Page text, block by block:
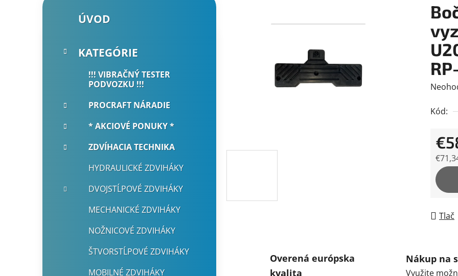
Preskočiť
kategórie
e
g
e
ÚVOD
KATEGÓRIE
!!! VIBRAČNÝ TESTER
PODVOZKU !!!
PROCRAFT NÁRADIE
* AKCIOVÉ PONUKY *
ZDVÍHACIA TECHNIKA
HYDRAULICKÉ ZDVIHÁKY
DVOJSTĹPOVÉ ZDVIHÁKY
MECHANICKÉ ZDVIHÁKY
NOŽNICOVÉ ZDVIHÁKY
ŠTVORSTĹPOVÉ ZDVIHÁKY
MOBILNÉ ZDVIHÁKY
0,0
Kód:
Tlač
Overená európska
kvalita
Nákup na
Využite